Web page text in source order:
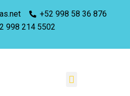
+52 998 58 36 876
998 214 5502